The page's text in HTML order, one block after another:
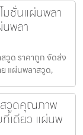
ชั่นแผ่นพลา
พลา
วูด ราคาถูก จัดส่ง
แผ่นพลาสวูด,
สวูดคุณภาพ
เดียว แผ่นพ